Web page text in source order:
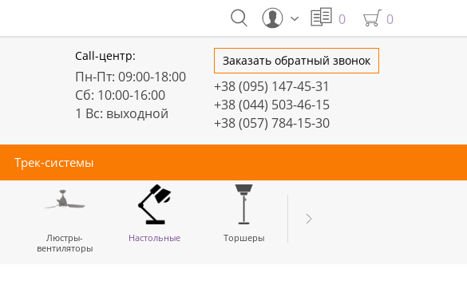
0 0
Заказать обратный звонок
+38 (095) 147-45-31
+38 (044) 503-46-15
+38 (057) 784-15-30
Call-центр:
Пн-Пт: 09:00-18:00
Сб: 10:00-16:00
1 Вс: выходной
Люстры-
вентиляторы
Настольные Торшеры
Прожектора Декоративные
Трек-системы
трек-систем